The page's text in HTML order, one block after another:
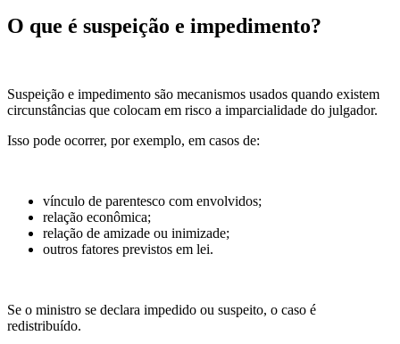
O que é suspeição e impedimento?
Suspeição e impedimento são mecanismos usados quando existem
circunstâncias que colocam em risco a imparcialidade do julgador.
Isso pode ocorrer, por exemplo, em casos de:
vínculo de parentesco com envolvidos;
relação econômica;
relação de amizade ou inimizade;
outros fatores previstos em lei.
Se o ministro se declara impedido ou suspeito, o caso é
redistribuído.